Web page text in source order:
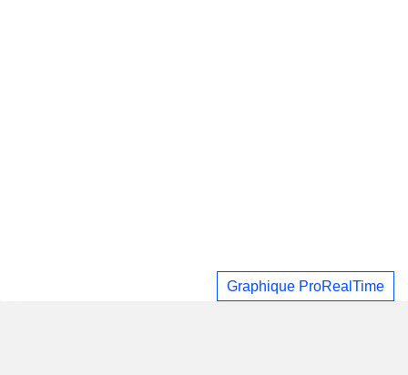
Graphique ProRealTime